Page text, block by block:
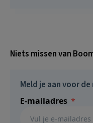
Niets missen van
Meld je aan voor
E-mailadres